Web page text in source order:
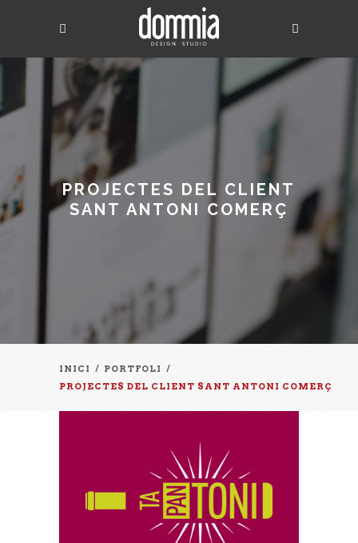
PROJECTES DEL CLIENT
SANT ANTONI COMERÇ
INICI / PORTFOLI /
PROJECTES DEL CLIENT SANT ANTONI COMERÇ